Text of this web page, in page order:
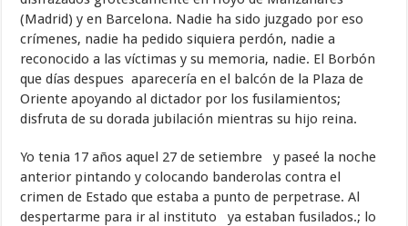
(Madrid) y en Barcelona. Nadie ha sido juzgado por eso
crímenes, nadie ha pedido siquiera perdón, nadie a
reconocido a las víctimas y su memoria, nadie. El Borbón
que días despues aparecería en el balcón de la Plaza de
Oriente apoyando al dictador por los fusilamientos;
disfruta de su dorada jubilación mientras su hijo reina.
Yo tenia 17 años aquel 27 de setiembre y paseé la noche
anterior pintando y colocando banderolas contra el
crimen de Estado que estaba a punto de perpetrase. Al
despertarme para ir al instituto ya estaban fusilados.; lo